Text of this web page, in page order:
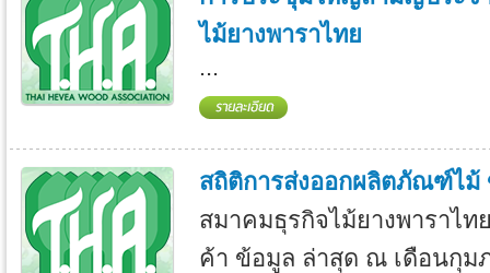
ไม้ยางพาราไทย
...
สถิติการส่งออกผลิตภัณฑ์ไม้
สมาคมธุรกิจไม้ยางพาราไท
ค้า ข้อมูล ล่าสุด ณ เดือนกุม